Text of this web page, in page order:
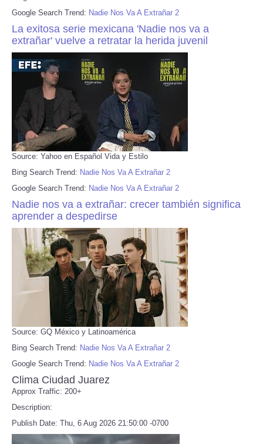
Google Search Trend: Nadie Nos Va A Extrañar 2
La exitosa serie mexicana 'Nadie nos va a
extrañar' vuelve a retratar la herida juvenil
Source: Yahoo en Español Vida y Estilo
Bing Search Trend: Nadie Nos Va A Extrañar 2
Google Search Trend: Nadie Nos Va A Extrañar 2
Nadie nos va a extrañar: crecer también significa
aprender a despedirse
Source: GQ México y Latinoamérica
Bing Search Trend: Nadie Nos Va A Extrañar 2
Google Search Trend: Nadie Nos Va A Extrañar 2
Clima Ciudad Juarez
Approx Traffic: 200+
Description:
Publish Date: Thu, 6 Aug 2026 21:50:00 -0700